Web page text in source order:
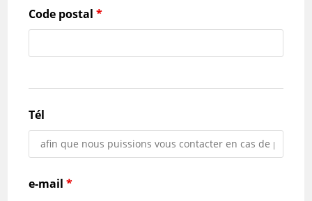
Code postal*
Tél
e-mail*